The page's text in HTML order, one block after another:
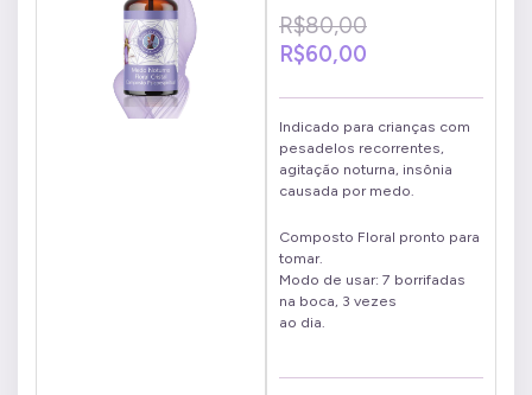
R$80,00
era:
R$80,00.
R$60,00
é:
R$60,00.
Indicado para crianças com
pesadelos recorrentes,
agitação noturna, insônia
causada por medo.
Composto Floral pronto para
tomar.
Modo de usar: 7 borrifadas
na boca, 3 vezes
ao dia.